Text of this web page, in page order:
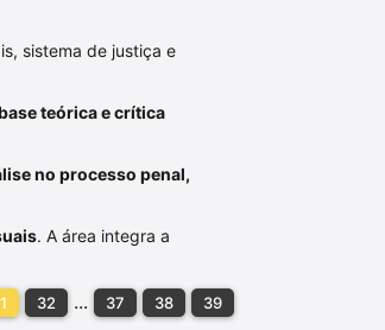
sistema de justiça e
teórica e crítica
no processo penal,
. A área integra a
32 ... 37 38 39